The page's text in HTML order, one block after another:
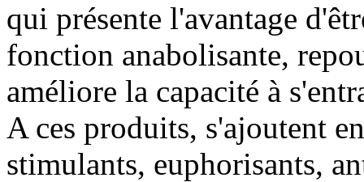
qui présente l'avantage
fonction anabolisante,
améliore la capacité à
A ces produits, s'ajoutent
stimulants, euphorisants,